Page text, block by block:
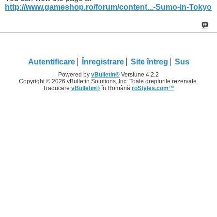
http://www.gameshop.ro/forum/content...-Sumo-in-Tokyo
Autentificare Înregistrare Site întreg Sus
Powered by vBulletin® Versiune 4.2.2
Copyright © 2026 vBulletin Solutions, Inc. Toate drepturile rezervate.
Traducere vBulletin® în Română roStyles.com™